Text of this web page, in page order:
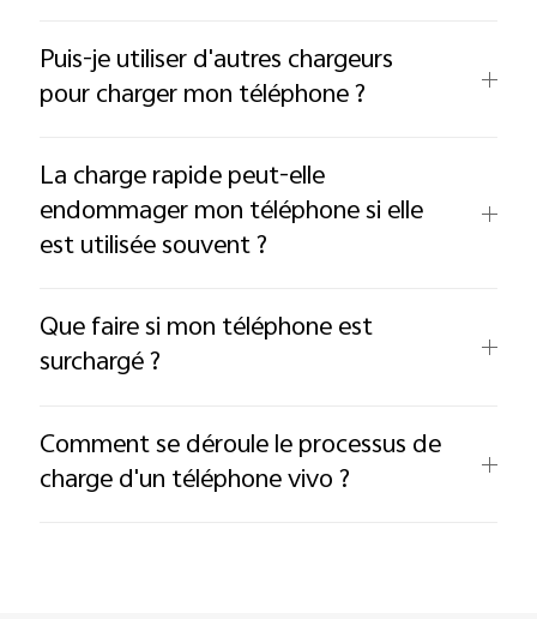
Puis-je utiliser d'autres chargeurs
pour charger mon téléphone ?
La charge rapide peut-elle
endommager mon téléphone si elle
est utilisée souvent ?
Que faire si mon téléphone est
surchargé ?
Comment se déroule le processus de
charge d'un téléphone vivo ?